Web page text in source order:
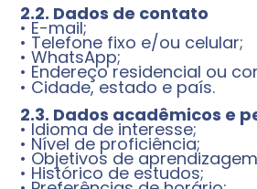
2.2. Dados de contato
• E-mail;
• Telefone fixo e/ou celular;
• WhatsApp;
• Endereço residencial ou
• Cidade, estado e país.
2.3. Dados acadêmicos e
• Idioma de interesse;
• Nível de proficiência;
• Objetivos de
• Histórico de estudos;